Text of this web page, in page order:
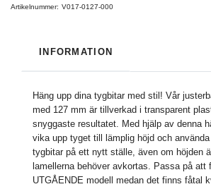
Artikelnummer: V017-0127-000
INFORMATION
Häng upp dina tygbitar med stil! Vår
med 127 mm är tillverkad i transparent
snyggaste resultatet. Med hjälp av denna
vika upp tyget till lämplig höjd och
tygbitar på ett nytt ställe, även om höjden
lamellerna behöver avkortas. Passa på att
UTGÅENDE modell medan det finns fåtal